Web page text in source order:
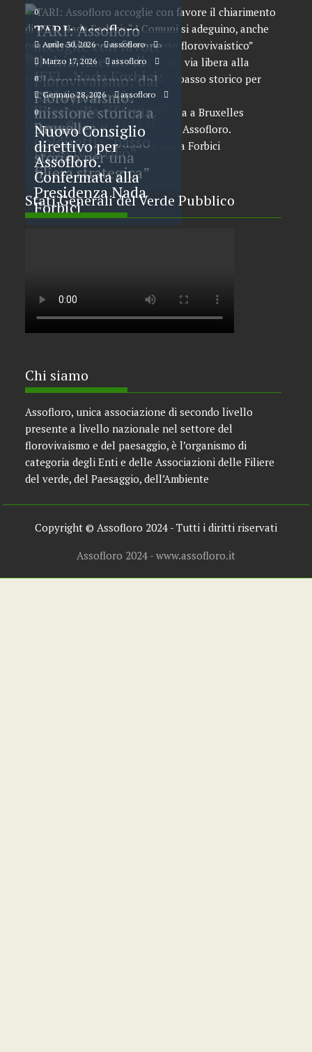
0
TARI: Assofloro
accoglie con favore
il chiarimento di
IFEL. Nada Forbici:
“ I Comuni si
adeguino, anche per
quanto riguarda il
comparto
florovivaistico”
Aprile 30, 2026
assofloro
0
Florovivaismo: dal
CDM primo via
libera alla riforma.
Assofloro e
Coldiretti: “passo
storico per una
filiera strategica”
Marzo 17, 2026
assofloro
0
Florovivaismo:
missione storica a
Bruxelles
Gennaio 28, 2026
assofloro
0
Nuovo Consiglio
direttivo per
Assofloro.
Confermata alla
Presidenza Nada
Forbici
Stati Generali del Verde Pubblico
Chi siamo
Assofloro, unica associazione di secondo livello
presente a livello nazionale nel settore del
florovivaismo e del paesaggio, è l’organismo di
categoria degli Enti e delle Associazioni delle Filiere
del verde, del Paesaggio, dell’Ambiente
Copyright © Assofloro 2024 - Tutti i diritti riservati
Assofloro 2024 - www.assofloro.it